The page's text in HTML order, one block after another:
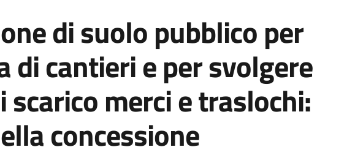
di suolo pubblico per
di cantieri e per svolgere
merci e traslochi:
concessione